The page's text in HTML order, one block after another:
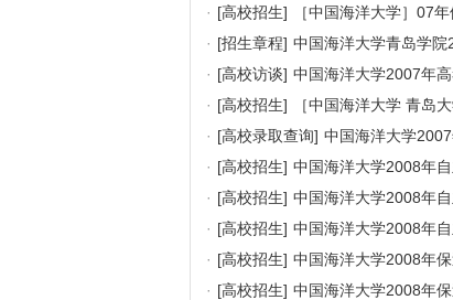
· [高校招生]
［中国海洋大学］07
· [招生章程] 中国海洋大学青岛学院
· [高校访谈] 中国海洋大学2007年
· [高校招生]
［中国海洋大学 青岛
· [高校录取查询] 中国海洋大学
· [高校招生] 中国海洋大学2008年
· [高校招生] 中国海洋大学2008年
· [高校招生] 中国海洋大学2008年
· [高校招生] 中国海洋大学2008年
· [高校招生] 中国海洋大学2008年